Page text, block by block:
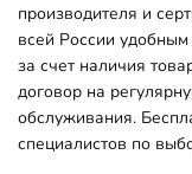
производителя и
всей России
за счет наличия
договор на
обслуживания.
специалистов по